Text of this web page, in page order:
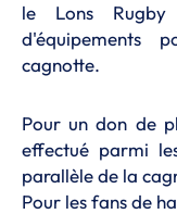
le Lons
d'équipements
cagnotte.
Pour un don de
effectué parmi
parallèle de la
Pour les fans de